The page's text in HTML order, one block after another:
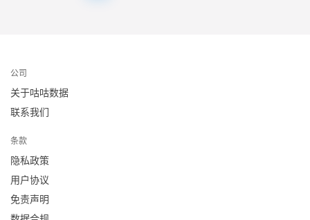
公司
关于咕咕数据
联系我们
条款
隐私政策
用户协议
免责声明